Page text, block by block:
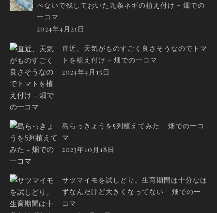
べないで残しておいた九条ネギの植え付け – 畑での
一コマ
2024年4月21日
直近、天気がものすごく良さそうなのでトマ
トを植え付け – 畑での一コマ
2024年4月15日
島らっきょうを5列植えてみた – 畑での一コ
マ
2023年10月18日
サツマイモを試しどり。生育期間は十分なは
ずなんだけど大きくなってない – 畑での一
コマ